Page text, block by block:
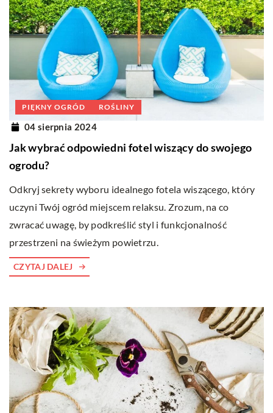
PIĘKNY OGRÓD ROŚLINY
04 sierpnia 2024
Jak wybrać odpowiedni fotel wiszący do swojego
ogrodu?
Odkryj sekrety wyboru idealnego fotela wiszącego, który
uczyni Twój ogród miejscem relaksu. Zrozum, na co
zwracać uwagę, by podkreślić styl i funkcjonalność
przestrzeni na świeżym powietrzu.
CZYTAJ DALEJ